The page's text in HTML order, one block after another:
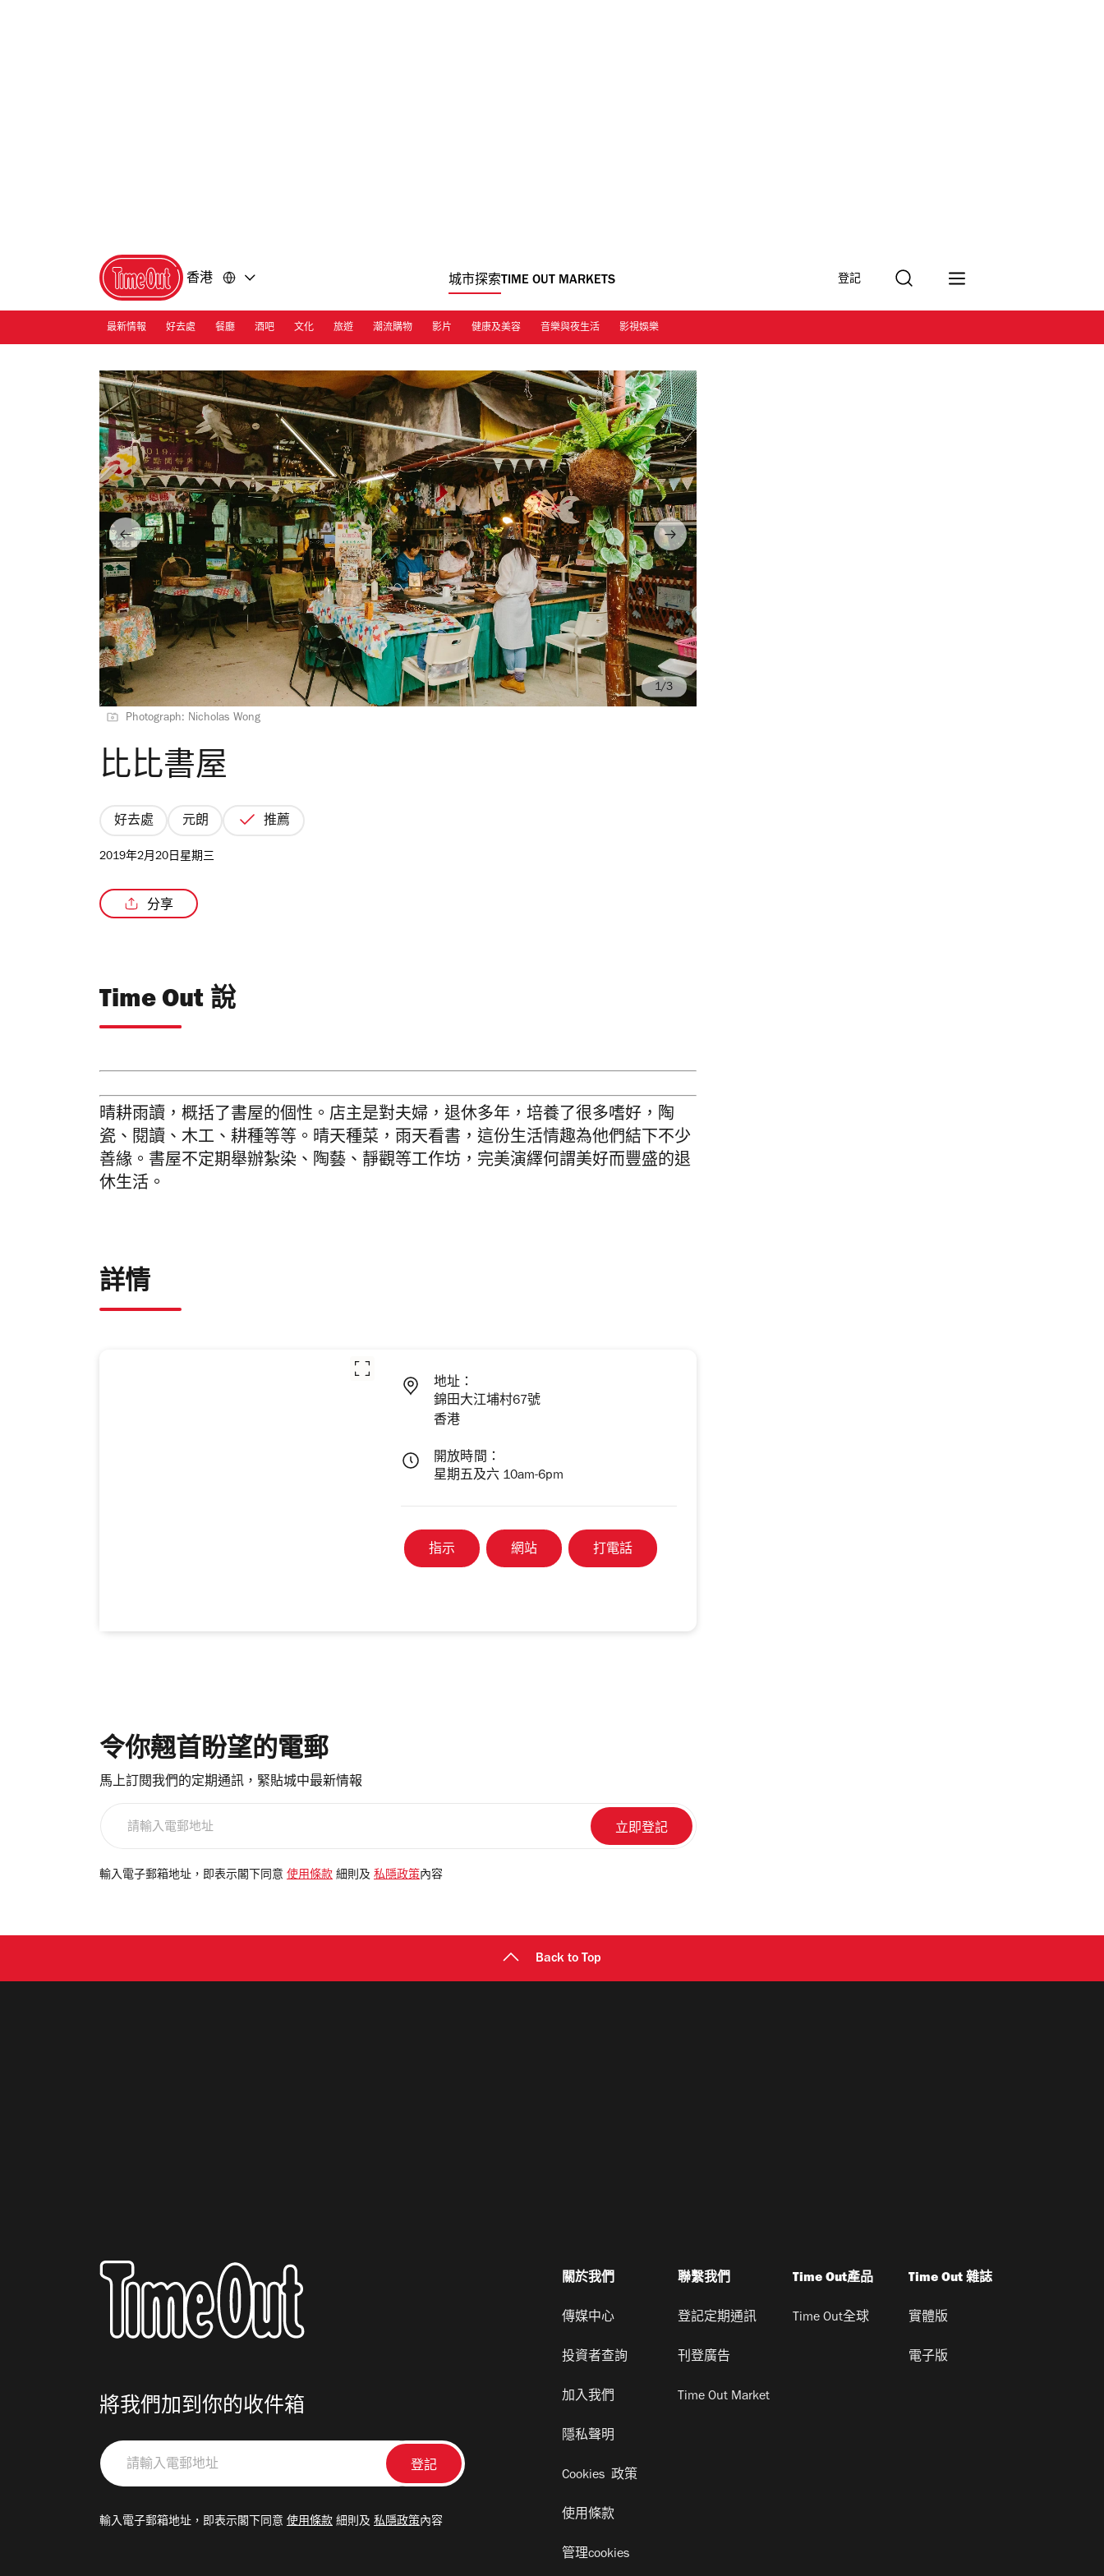
香港 城市探索TIME OUT MARKETS 登記
最新情報 好去處 餐廳 酒吧 文化 旅遊 潮流購物 影片 健康及美容 音樂與夜生活 影視娛樂
Photograph: Nicholas Wong
/3
比比書屋
好去處 元朗 推薦
2019年2月20日星期三
分享
Time Out 說
晴耕雨讀，概括了書屋的個性。店主是對夫婦，退休多年，培養了很多嗜好，陶
瓷、閱讀、木工、耕種等等。晴天種菜，雨天看書，這份生活情趣為他們結下不少
善緣。書屋不定期舉辦紮染、陶藝、靜觀等工作坊，完美演繹何謂美好而豐盛的退
休生活。
詳情
地址：
錦田大江埔村67號
香港
開放時間：
星期五及六 10am-6pm
指示 網站 打電話
令你翹首盼望的電郵
馬上訂閱我們的定期通訊，緊貼城中最新情報
電
輸入電子郵箱地址，即表示閣下同意 使用條款 細則及 私隱政策 內容
Back to Top
將我們加到你的收件箱
請
輸
郵
輸入電子郵箱地址，即表示閣下同意 使用條款 細則及 私隱政策內容
關於我們
傳媒中心
投資者查詢
加入我們
隱私聲明
Cookies 政策
使用條款
管理cookies
聯繫我們
登記定期通訊
刊登廣告
Time Out Market
Time Out產品
Time Out全球
Time Out 雜誌
實體版
電子版